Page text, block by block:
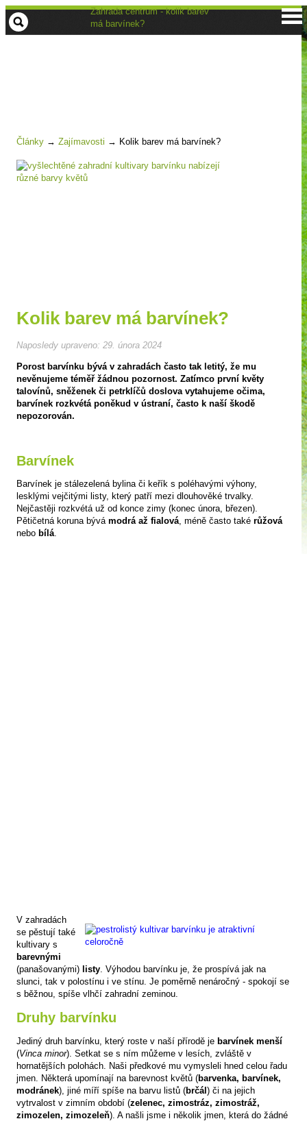
Zahrada centrum - kolik barev
má barvínek?
Články → Zajímavosti → Kolik barev má barvínek?
Kolik barev má barvínek?
Naposledy upraveno: 29. února 2024
Porost barvínku bývá v zahradách často tak letitý, že mu
nevěnujeme téměř žádnou pozornost. Zatímco první květy
talovínů, sněženek či petrklíčů doslova vytahujeme očima,
barvínek rozkvétá poněkud v ústraní, často k naší škodě
nepozorován.
Barvínek
Barvínek je stálezelená bylina či keřík s poléhavými výhony,
lesklými vejčitými listy, který patří mezi dlouhověké trvalky.
Nejčastěji rozkvétá už od konce zimy (konec února, březen).
Pětičetná koruna bývá modrá až fialová, méně často také růžová
nebo bílá.
V zahradách
se pěstují také
kultivary s
barevnými
(panašovanými) listy. Výhodou barvínku je, že prospívá jak na
slunci, tak v polostínu i ve stínu. Je poměrně nenáročný - spokojí se
s běžnou, spíše vlhčí zahradní zeminou.
Druhy barvínku
Jediný druh barvínku, který roste v naší přírodě je barvínek menší
(Vinca minor). Setkat se s ním můžeme v lesích, zvláště v
hornatějších polohách. Naši předkové mu vymysleli hned celou řadu
jmen. Některá upomínají na barevnost květů (barvenka, barvínek,
modránek), jiné míří spíše na barvu listů (brčál) či na jejich
vytrvalost v zimním období (zelenec, zimostráz, zimostráž,
zimozelen, zimozeleň). A našli jsme i několik jmen, která do žádné